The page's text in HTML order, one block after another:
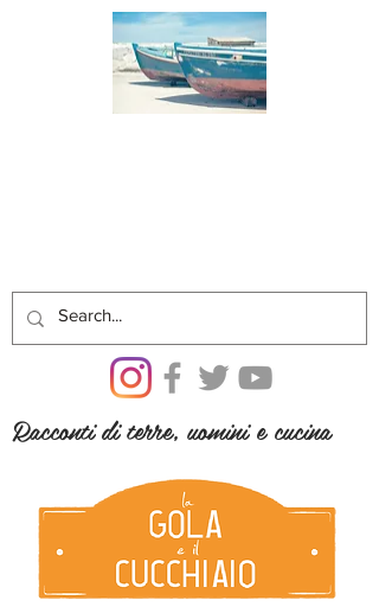
Racconti di terre, uomini e cucina